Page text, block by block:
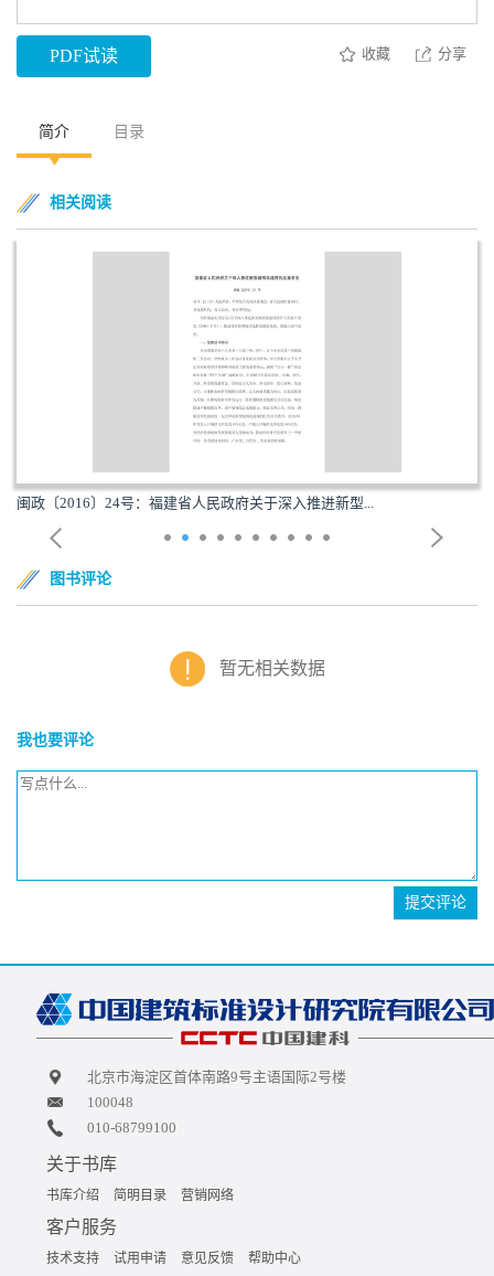
PDF试读 收藏 分享
简介 目录
相关阅读
政〔2016〕24号：福建省人民政府关于深入推进新型...
图书评论
暂无相关数据
我也要评论
提交评论
北京市海淀区首体南路9号主语国际2号楼
100048
010-68799100
关于书库
书库介绍 简明目录 营销网络
客户服务
技术支持 试用申请 意见反馈 帮助中心